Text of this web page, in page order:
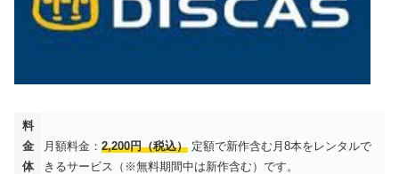
料
金
体
月額料金： 2,200円（税込） 定額で新作含む月8本をレンタルで
きるサービス（※無料期間中は新作含む）です。